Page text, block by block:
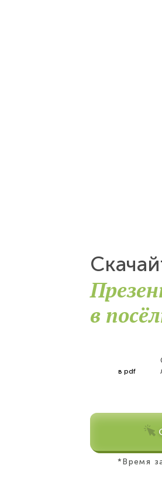
в
в pdf
*Время